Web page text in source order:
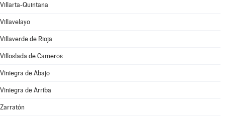
Villarta-Quintana
Villavelayo
Villaverde de Rioja
Villoslada de Cameros
Viniegra de Abajo
Viniegra de Arriba
Zarratón